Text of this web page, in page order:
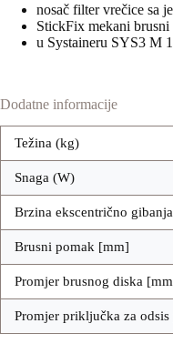
nosač filter vrečice sa
StickFix mekani
u Systaineru SYS3 M
Dodatne informacije
Težina (kg)
Snaga (W)
Brzina ekscentrično
Brusni pomak [mm]
Promjer brusnog diska
Promjer priključka za odsis